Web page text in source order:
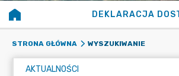
DEKLARACJA
STRONA GŁÓWNA WYSZUKIWANIE
AKTUALNOŚCI